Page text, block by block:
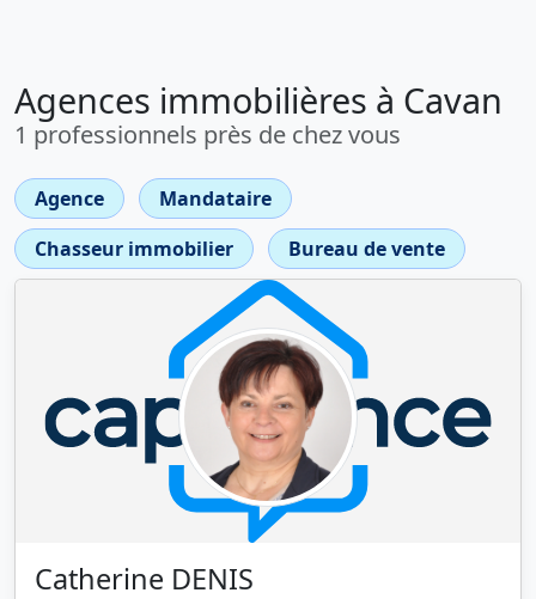
Agences immobilières à Cavan
1 professionnels près de chez vous
Agence
Mandataire
Chasseur immobilier
Bureau de vente
Catherine DENIS